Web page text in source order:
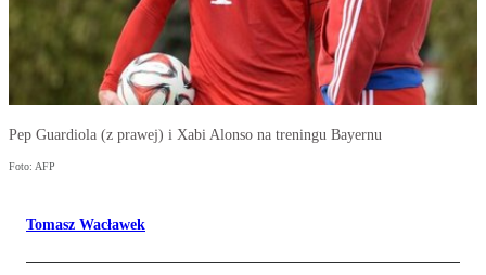
Pep Guardiola (z prawej) i Xabi Alonso na treningu Bayernu
Foto: AFP
Tomasz Wacławek